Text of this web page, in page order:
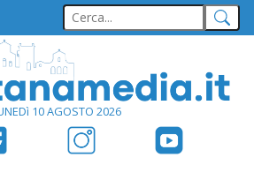
10 AGOSTO 2026